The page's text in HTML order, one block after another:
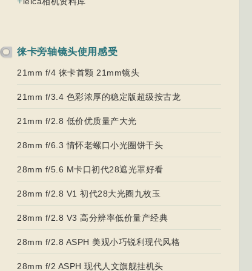
徕卡旁轴镜头使用感受
21mm f/4 徕卡首颗 21mm镜头
21mm f/3.4 色彩浓厚的稳定版超级按古龙
21mm f/2.8 低价优质量产大光
28mm f/6.3 情怀老螺口小光圈饼干头
28mm f/5.6 M卡口初代28遮光罩好看
28mm f/2.8 V1 初代28大光圈九枚玉
28mm f/2.8 V3 高分辨率低价量产经典
28mm f/2.8 ASPH 美观小巧锐利现代风格
28mm f/2 ASPH 现代人文旗舰挂机头